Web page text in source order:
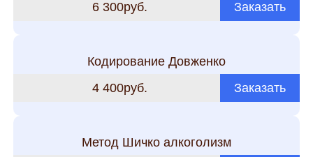
6 300руб.
Заказать
Кодирование Довженко
4 400руб.
Заказать
Метод Шичко алкоголизм